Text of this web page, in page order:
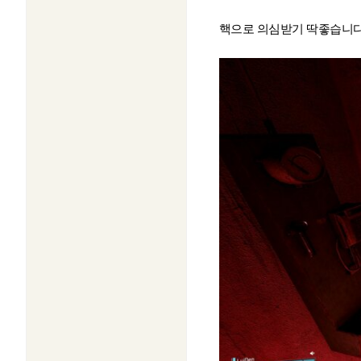
핵으로 의심받기 딱좋습니